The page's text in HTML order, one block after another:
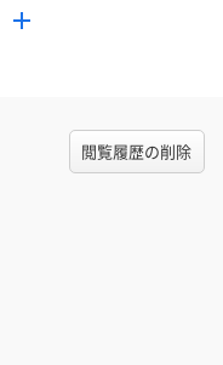
閲覧履歴の削除